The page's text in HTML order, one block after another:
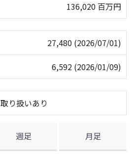
136,020 百万円
27,480 (2026/07/01)
6,592 (2026/01/09)
取り扱いあり
週足 月足